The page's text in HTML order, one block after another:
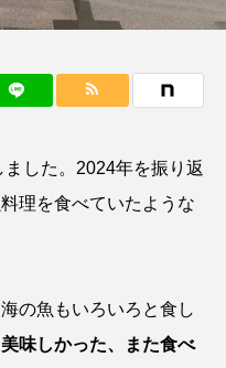
わたしと水族館
アカカサゴ
アクアリウム
アシカ アジ
した。2024年を振り返
理を食べていたような
の魚もいろいろと食し
味しかった、また食べ